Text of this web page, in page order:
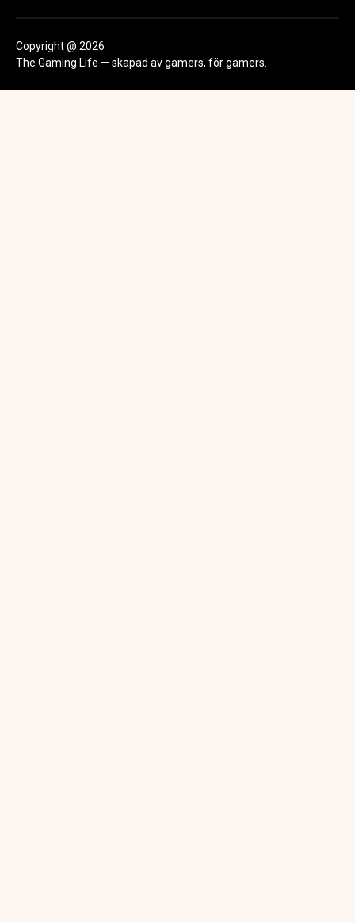
Copyright @ 2026
The Gaming Life — skapad av gamers, för gamers.